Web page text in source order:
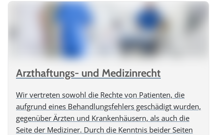
Arzthaftungs- und Medizinrecht
Wir vertreten sowohl die Rechte von Patienten, die
aufgrund eines Behandlungsfehlers geschädigt wurden,
gegenüber Ärzten und Krankenhäusern, als auch die
Seite der Mediziner. Durch die Kenntnis beider Seiten